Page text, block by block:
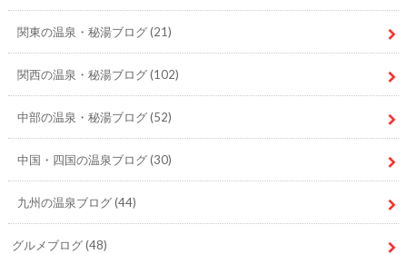
関東の温泉・秘湯ブログ(21)
関西の温泉・秘湯ブログ(102)
中部の温泉・秘湯ブログ(52)
中国・四国の温泉ブログ(30)
九州の温泉ブログ(44)
グルメブログ(48)